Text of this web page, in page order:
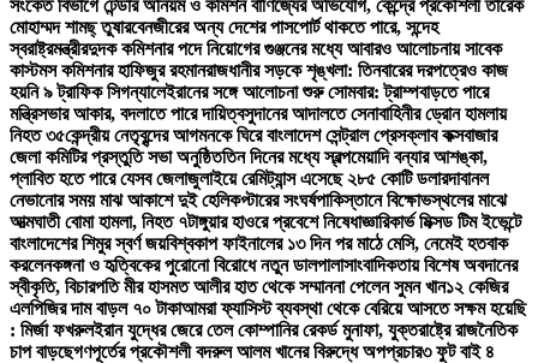
সংকেত বিভাগে টেন্ডার অনিয়ম ও কমিশন বাণিজ্যের অভিযোগ, কেন্দ্রে প্রকৌশলী তারেক
মোহাম্মদ শামছ্ তুষারবেনজীরের অন্য দেশের পাসপোর্ট থাকতে পারে, সন্দেহ
স্বরাষ্ট্রমন্ত্রীরদুদক কমিশনার পদে নিয়োগের গুঞ্জনের মধ্যে আবারও আলোচনায় সাবেক
কাস্টমস কমিশনার হাফিজুর রহমানরাজধানীর সড়কে শৃঙ্খলা: তিনবারের দরপত্রেও কাজ
হয়নি ৯ ট্রাফিক সিগন্যালেইরানের সঙ্গে আলোচনা শুরু সোমবার: ট্রাম্পবাড়তে পারে
মন্ত্রিসভার আকার, বদলাতে পারে দায়িত্বসুদানের আদালতে সেনাবাহিনীর ড্রোন হামলায়
নিহত ৩৫কেন্দ্রীয় নেতৃবৃন্দের আগমনকে ঘিরে বাংলাদেশ সেন্ট্রাল প্রেসক্লাব কক্সবাজার
জেলা কমিটির প্রস্তুতি সভা অনুষ্ঠিততিন দিনের মধ্যে স্বল্পমেয়াদি বন্যার আশঙ্কা,
প্লাবিত হতে পারে যেসব জেলাজুলাইয়ে রেমিট্যান্স এসেছে ২৮৫ কোটি ডলারদাবানল
নেভানোর সময় মাঝ আকাশে দুই হেলিকপ্টারের সংঘর্ষপাকিস্তানে বিক্ষোভস্থলের মাঝে
আত্মঘাতী বোমা হামলা, নিহত ৭টাঙ্গুয়ার হাওরে প্রবেশে নিষেধাজ্ঞারিকার্ভ মিক্সড টিম ইভেন্টে
বাংলাদেশের শিমুর স্বর্ণ জয়বিশ্বকাপ ফাইনালের ১৩ দিন পর মাঠে মেসি, নেমেই হতবাক
করলেনকঙ্গনা ও হৃত্বিকের পুরোনো বিরোধে নতুন ডালপালাসাংবাদিকতায় বিশেষ অবদানের
স্বীকৃতি, বিচারপতি মীর হাসমত আলীর হাত থেকে সম্মাননা পেলেন সুমন খান১২ কেজির
এলপিজির দাম বাড়ল ৭০ টাকাআমরা ফ্যাসিস্ট ব্যবস্থা থেকে বেরিয়ে আসতে সক্ষম হয়েছি
: মির্জা ফখরুলইরান যুদ্ধের জেরে তেল কোম্পানির রেকর্ড মুনাফা, যুক্তরাষ্ট্রে রাজনৈতিক
চাপ বাড়ছেগণপূর্তের প্রকৌশলী বদরুল আলম খানের বিরুদ্ধে অপপ্রচার৩ ফুট বাই ৪